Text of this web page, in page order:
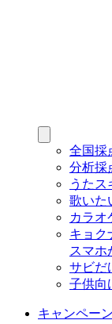
全国採
分析採
うたス
歌いた
カラオ
キョク
スマホ
サビだ
子供向
キャンペー